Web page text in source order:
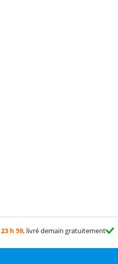
23 h 59, livré demain gratuitement